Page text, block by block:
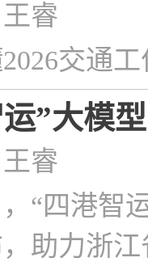
睿
交通
”大模
睿
，“四港智
助力浙